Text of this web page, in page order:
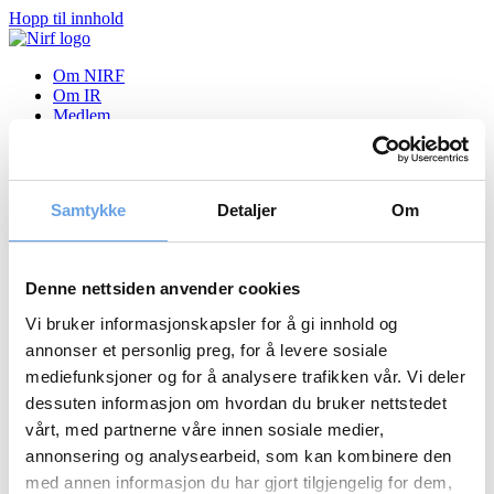
Samtykke Detaljer Om
Denne nettsiden anvender cookies
Vi bruker informasjonskapsler for å gi innhold og
annonser et personlig preg, for å levere sosiale
mediefunksjoner og for å analysere trafikken vår. Vi deler
dessuten informasjon om hvordan du bruker nettstedet
vårt, med partnerne våre innen sosiale medier,
annonsering og analysearbeid, som kan kombinere den
med annen informasjon du har gjort tilgjengelig for dem,
Hopp til innhold
Om NIRF
Om IR
Medlem
Investor Relations Seminar 5.
desember 2019
Nyheter
Tilbake til nyheter
06.12.2019
Investor Relations Seminar 5. desember 2019
PDF-Arkiv